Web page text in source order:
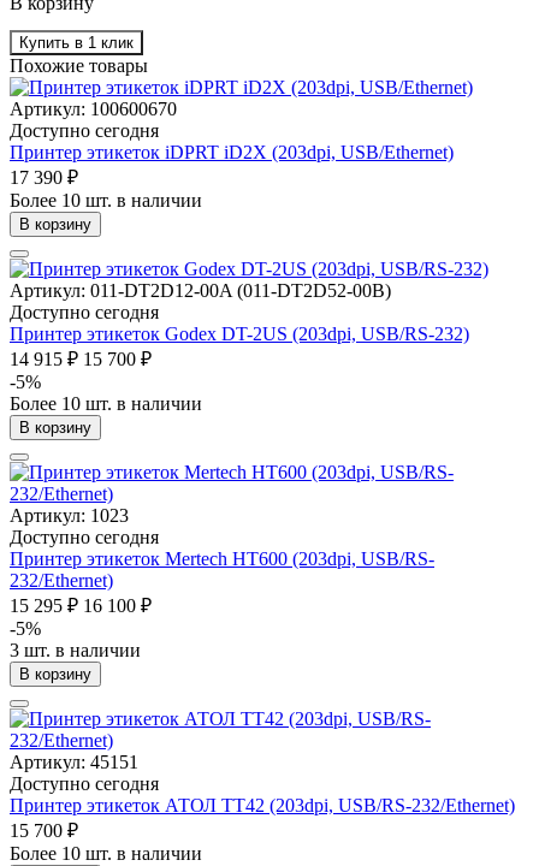
Купить в 1 клик
Похожие товары
Артикул: 100600670
Доступно сегодня
Принтер этикеток iDPRT iD2X (203dpi, USB/Ethernet)
17 390 ₽
Более 10 шт. в наличии
В корзину
Артикул: 011-DT2D12-00A (011-DT2D52-00B)
Доступно сегодня
Принтер этикеток Godex DT-2US (203dpi, USB/RS-232)
14 915 ₽ 15 700 ₽
-5%
Более 10 шт. в наличии
В корзину
Артикул: 1023
Доступно сегодня
Принтер этикеток Mertech HT600 (203dpi, USB/RS-
232/Ethernet)
15 295 ₽ 16 100 ₽
-5%
3 шт. в наличии
В корзину
Артикул: 45151
Доступно сегодня
Принтер этикеток АТОЛ ТТ42 (203dpi, USB/RS-232/Ethernet)
15 700 ₽
Более 10 шт. в наличии